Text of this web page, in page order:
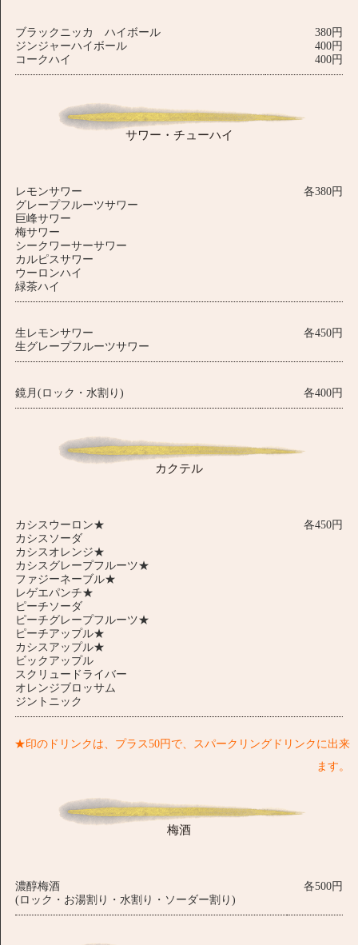
ブラックニッカ ハイボール
ジンジャーハイボール
コークハイ
380円
400円
400円
サワー・チューハイ
レモンサワー
グレープフルーツサワー
巨峰サワー
梅サワー
シークワーサーサワー
カルピスサワー
ウーロンハイ
緑茶ハイ
各380円
生レモンサワー
生グレープフルーツサワー
各450円
鏡月(ロック・水割り) 各400円
カクテル
カシスウーロン★
カシスソーダ
カシスオレンジ★
カシスグレープフルーツ★
ファジーネーブル★
レゲエパンチ★
ピーチソーダ
ピーチグレープフルーツ★
ピーチアップル★
カシスアップル★
ビックアップル
スクリュードライバー
オレンジブロッサム
ジントニック
各450円
★印のドリンクは、プラス50円で、スパークリングドリンクに出来
ます。
梅酒
濃醇梅酒
(ロック・お湯割り・水割り・ソーダー割り)
各500円